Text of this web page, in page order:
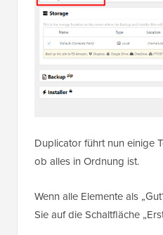
Duplicator führt nun einige
ob alles in Ordnung ist.
Wenn alle Elemente als
Sie auf die Schaltfläche